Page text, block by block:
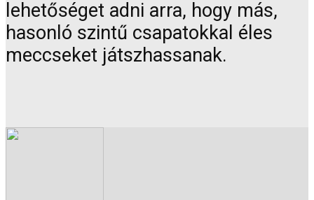
lehetőséget adni arra, hogy más,
hasonló szintű csapatokkal éles
meccseket játszhassanak.